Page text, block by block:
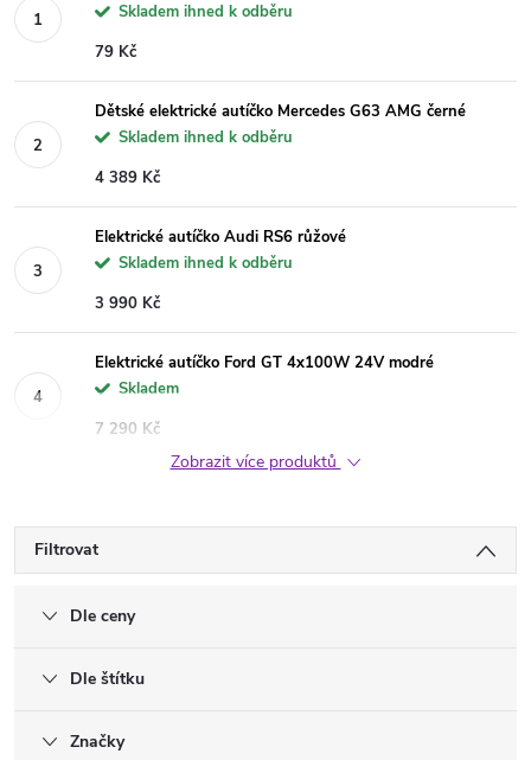
Skladem ihned k odběru
79 Kč
Dětské elektrické autíčko Mercedes G63 AMG černé
Skladem ihned k odběru
4 389 Kč
Elektrické autíčko Audi RS6 růžové
Skladem ihned k odběru
3 990 Kč
Elektrické autíčko Ford GT 4x100W 24V modré
Skladem
7 290 Kč
Zobrazit více produktů
Filtrovat
Dle ceny
Dle štítku
Značky